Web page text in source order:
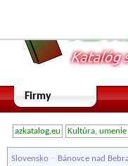
Firmy
azkatalog.eu Kultúra, umenie
Slovensko - Bánovce nad